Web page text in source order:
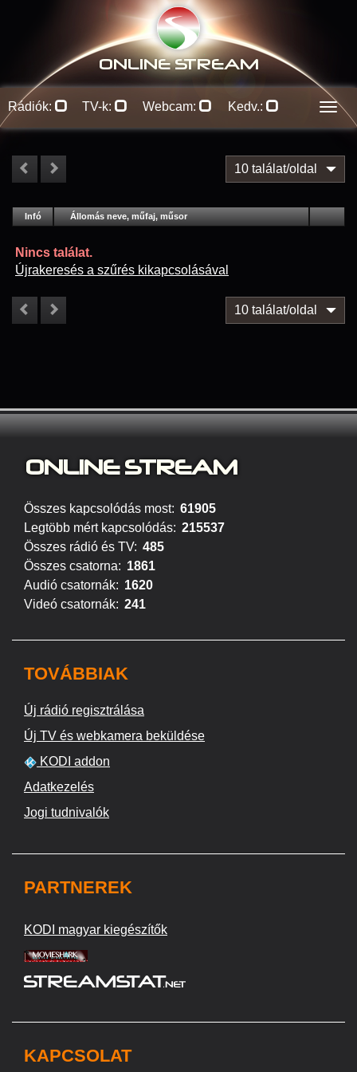
ONLINE STREAM
Rádiók: TV-k: Webcam: Kedv.:
10 találat/oldal
Infó Lejátszás
Állomás neve, műfaj, műsor
Nincs találat.
Újrakeresés a szűrés kikapcsolásával
10 találat/oldal
ONLINE STREAM
Összes kapcsolódás most: 61905
Legtöbb mért kapcsolódás: 215537
Összes rádió és TV: 485
Összes csatorna: 1861
Audió csatornák: 1620
Videó csatornák: 241
TOVÁBBIAK
Új rádió regisztrálása
Új TV és webkamera beküldése
KODI addon
Adatkezelés
Jogi tudnivalók
PARTNEREK
KODI magyar kiegészítők
KAPCSOLAT